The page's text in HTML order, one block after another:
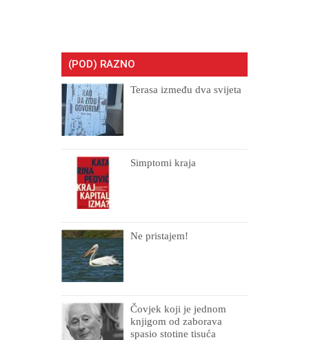
(POD) RAZNO
Terasa između dva svijeta
Simptomi kraja
Ne pristajem!
Čovjek koji je jednom
knjigom od zaborava
spasio stotine tisuća